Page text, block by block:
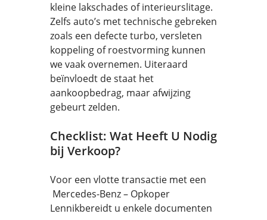
kleine lakschades of interieurslitage.
Zelfs auto’s met technische gebreken
zoals een defecte turbo, versleten
koppeling of roestvorming kunnen
we vaak overnemen. Uiteraard
beïnvloedt de staat het
aankoopbedrag, maar afwijzing
gebeurt zelden.
Checklist: Wat Heeft U Nodig
bij Verkoop?
Voor een vlotte transactie met een
Mercedes-Benz – Opkoper
Lennikbereidt u enkele documenten